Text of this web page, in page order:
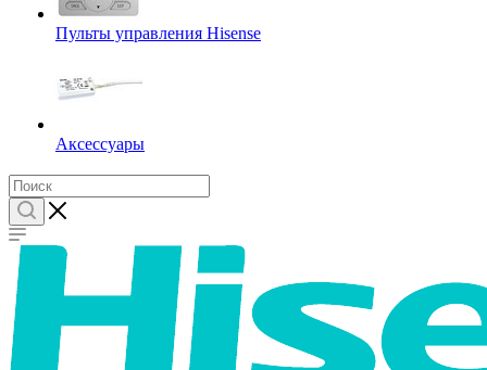
Пульты управления Hisense
Аксессуары